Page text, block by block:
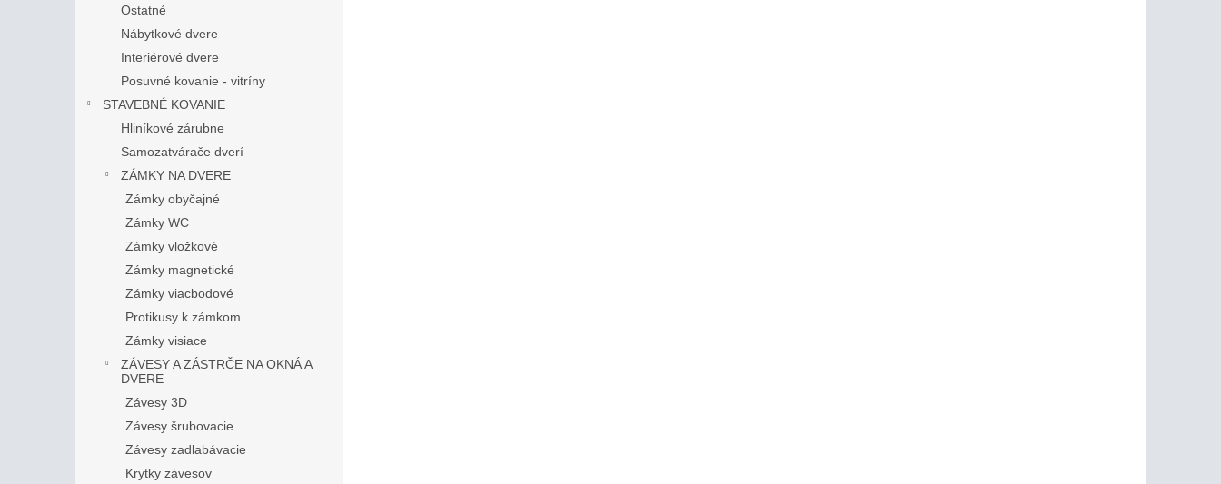
Ostatné
Nábytkové dvere
Interiérové dvere
Posuvné kovanie - vitríny
STAVEBNÉ KOVANIE
Hliníkové zárubne
Samozatvárače dverí
ZÁMKY NA DVERE
Zámky obyčajné
Zámky WC
Zámky vložkové
Zámky magnetické
Zámky viacbodové
Protikusy k zámkom
Zámky visiace
ZÁVESY A ZÁSTRČE NA OKNÁ A
DVERE
Závesy 3D
Závesy šrubovacie
Závesy zadlabávacie
Krytky závesov